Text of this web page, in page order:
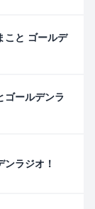
こと ゴールデ
ゴールデンラ
ラジオ！